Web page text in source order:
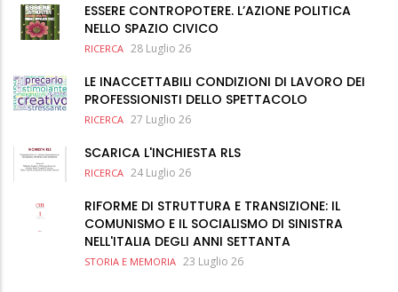
ESSERE CONTROPOTERE. L’AZIONE POLITICA
NELLO SPAZIO CIVICO
RICERCA 28 Luglio 26
LE INACCETTABILI CONDIZIONI DI LAVORO DEI
PROFESSIONISTI DELLO SPETTACOLO
RICERCA 27 Luglio 26
SCARICA L'INCHIESTA RLS
RICERCA 24 Luglio 26
RIFORME DI STRUTTURA E TRANSIZIONE: IL
COMUNISMO E IL SOCIALISMO DI SINISTRA
NELL'ITALIA DEGLI ANNI SETTANTA
STORIA E MEMORIA 23 Luglio 26